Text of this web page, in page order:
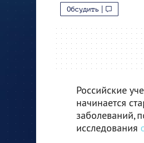
Обсудить
Российские
начинается
заболеваний,
исследования